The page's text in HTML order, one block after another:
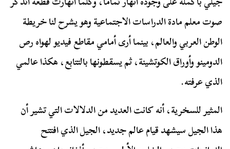
صوت معلم مادة الدراسات الاجتماعية وهو يشرح لنا خريطة
الوطن العربي والعالم، بينما أرى أمامي مقاطع فيديو لهواه رص
الدومينو وأوراق الكوتشينة، ثم يسقطونها بالتتابع، هكذا عالمي
الذي عرفته.
المثير للسخرية، أنه كانت العديد من الدلالات التي تشير أن
هذا الجيل سيشهد قيام عالم جديد، الجيل الذي افتتح